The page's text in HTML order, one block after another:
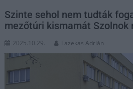
Szinte sehol nem tudták
mezőtúri kismamát Szolnok
2025.10.29. Fazekas Adrián